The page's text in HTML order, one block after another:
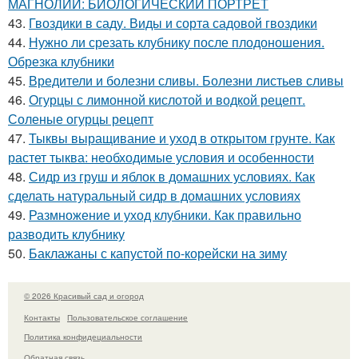
43. Гвоздики в саду. Виды и сорта садовой гвоздики
44. Нужно ли срезать клубнику после плодоношения.
Обрезка клубники
45. Вредители и болезни сливы. Болезни листьев сливы
46. Огурцы с лимонной кислотой и водкой рецепт.
Соленые огурцы рецепт
47. Тыквы выращивание и уход в открытом грунте. Как
растет тыква: необходимые условия и особенности
48. Сидр из груш и яблок в домашних условиях. Как
сделать натуральный сидр в домашних условиях
49. Размножение и уход клубники. Как правильно
разводить клубнику
50. Баклажаны с капустой по-корейски на зиму
© 2026 Красивый сад и огород
Контакты
Пользовательское соглашение
Политика конфидециальности